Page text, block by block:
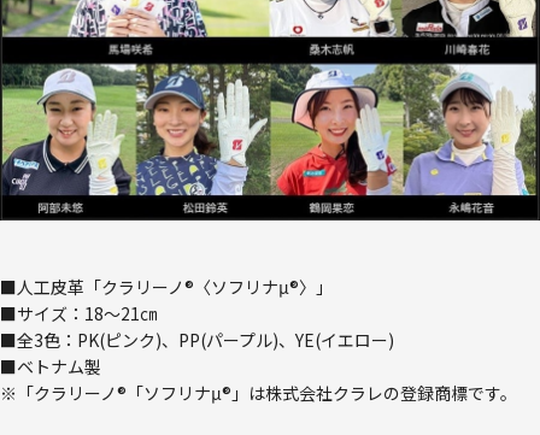
■人工皮革「クラリーノ®〈ソフリナμ®〉」
■サイズ：18～21㎝
■全3色：PK(ピンク)、PP(パープル)、YE(イエロー)
■ベトナム製
※「クラリーノ®「ソフリナμ®」は株式会社クラレの登録商標です。